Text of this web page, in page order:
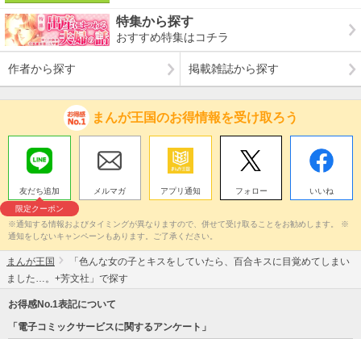
特集から探す
おすすめ特集はコチラ
作者から探す 掲載雑誌から探す
まんが王国のお得情報を受け取ろう
友だち追加
限定クーポン
メルマガ アプリ通知 フォロー いいね
※通知する情報およびタイミングが異なりますので、併せて受け取ることをお勧めします。 ※
通知をしないキャンペーンもあります。ご了承ください。
まんが王国
「色んな女の子とキスをしていたら、百合キスに目覚めてしまい
ました…。+芳文社」で探す
お得感No.1表記について
「電子コミックサービスに関するアンケート」